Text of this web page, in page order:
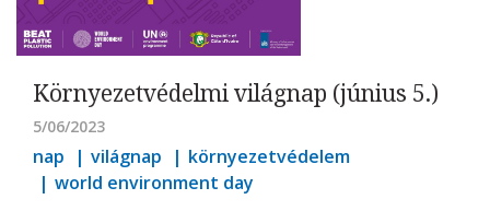
Környezetvédelmi világnap (június 5.)
5/06/2023
nap világnap
környezetvédelem
world environment day